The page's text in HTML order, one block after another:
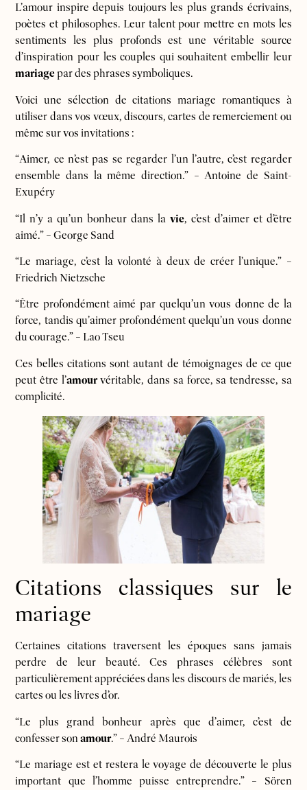
L’amour inspire depuis toujours les plus grands écrivains,
poètes et philosophes. Leur talent pour mettre en mots les
sentiments les plus profonds est une véritable source
d’inspiration pour les couples qui souhaitent embellir leur
mariagepar des phrases symboliques.
Voici une sélection de citations mariage romantiques à
utiliser dans vos vœux, discours, cartes de remerciement ou
même sur vos invitations :
“Aimer, ce n’est pas se regarder l’un l’autre, c’est regarder
ensemble dans la même direction.” – Antoine de Saint-
Exupéry
“Il n’y a qu’un bonheur dans la vie, c’est d’aimer et d’être
aimé.” – George Sand
“Le mariage, c’est la volonté à deux de créer l’unique.” –
Friedrich Nietzsche
“Être profondément aimé par quelqu’un vous donne de la
force, tandis qu’aimer profondément quelqu’un vous donne
du courage.” – Lao Tseu
Ces belles citations sont autant de témoignages de ce que
peut être l’amourvéritable, dans sa force, sa tendresse, sa
complicité.
Citations classiques sur le
mariage
Certaines citations traversent les époques sans jamais
perdre de leur beauté. Ces phrases célèbres sont
particulièrement appréciées dans les discours de mariés, les
cartes ou les livres d’or.
“Le plus grand bonheur après que d’aimer, c’est de
confesser sonamour.” – André Maurois
“Le mariage est et restera le voyage de découverte le plus
important que l’homme puisse entreprendre.” – Sören